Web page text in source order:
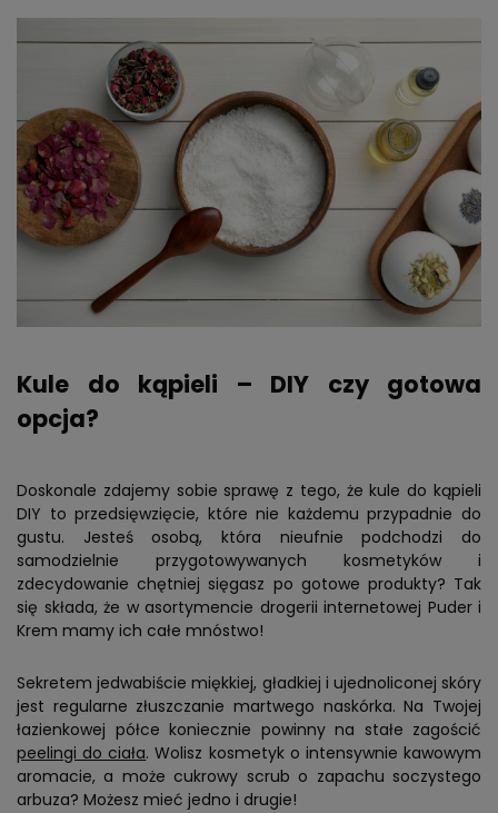
Kule do kąpieli – DIY czy gotowa
opcja?
Doskonale zdajemy sobie sprawę z tego, że kule do kąpieli
DIY to przedsięwzięcie, które nie każdemu przypadnie do
gustu. Jesteś osobą, która nieufnie podchodzi do
samodzielnie przygotowywanych kosmetyków i
zdecydowanie chętniej sięgasz po gotowe produkty? Tak
się składa, że w asortymencie drogerii internetowej Puder i
Krem mamy ich całe mnóstwo!
Sekretem jedwabiście miękkiej, gładkiej i ujednoliconej skóry
jest regularne złuszczanie martwego naskórka. Na Twojej
łazienkowej półce koniecznie powinny na stałe zagościć
peelingi do ciała. Wolisz kosmetyk o intensywnie kawowym
aromacie, a może cukrowy scrub o zapachu soczystego
arbuza? Możesz mieć jedno i drugie!